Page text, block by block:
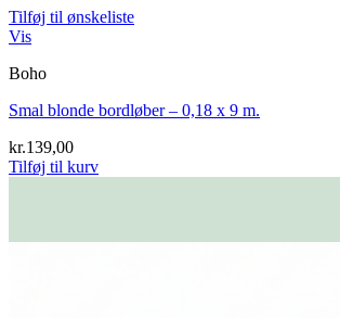
Tilføj til ønskeliste
Vis
Boho
Smal blonde bordløber – 0,18 x 9 m.
kr.139,00
Tilføj til kurv